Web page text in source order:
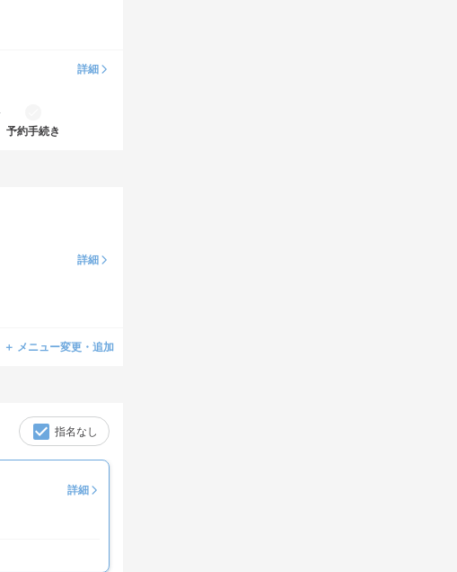
詳細
予約手続き
詳細
＋ メニュー変更・追加
指名なし
詳細